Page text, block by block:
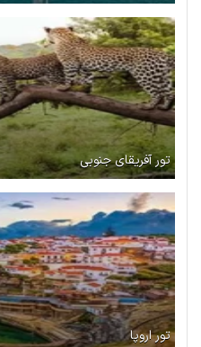
تور آفریقای جنوبی
تور اروپا